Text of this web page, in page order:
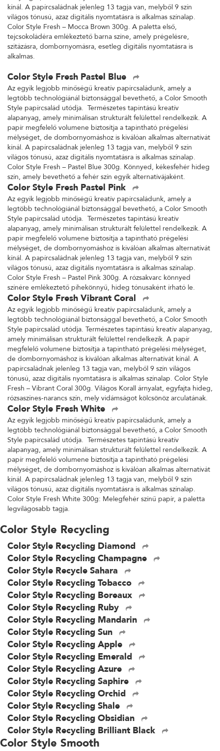
kínál. A papírcsaládnak jelenleg 13 tagja van, melyből 9 szín
világos tónusú, azaz digitális nyomtatásra is alkalmas színalap.
Color Style Fresh – Mocca Brown 300g. A paletta első,
tejcsokoládéra emlékeztető barna színe, amely prégelésre,
szitázásra, dombornyomásra, esetleg digitális nyomtatásra is
alkalmas.
Color Style Fresh Pastel Blue
Az egyik legjobb minőségű kreatív papírcsaládunk, amely a
legtöbb technológiánál biztonsággal bevethető, a Color Smooth
Style papírcsalád utódja. Természetes tapintású kreatív
alapanyag, amely minimálisan strukturált felülettel rendelkezik. A
papír megfelelő volumene biztosítja a tapintható prégelési
mélységet, de dombornyomáshoz is kiválóan alkalmas alternatívát
kínál. A papírcsaládnak jelenleg 13 tagja van, melyből 9 szín
világos tónusú, azaz digitális nyomtatásra is alkalmas színalap.
Color Style Fresh – Pastel Blue 300g. Könnyed, kékesfehér hideg
szín, amely bevethető a fehér szín egyik alternatívájaként.
Color Style Fresh Pastel Pink
Az egyik legjobb minőségű kreatív papírcsaládunk, amely a
legtöbb technológiánál biztonsággal bevethető, a Color Smooth
Style papírcsalád utódja. Természetes tapintású kreatív
alapanyag, amely minimálisan strukturált felülettel rendelkezik. A
papír megfelelő volumene biztosítja a tapintható prégelési
mélységet, de dombornyomáshoz is kiválóan alkalmas alternatívát
kínál. A papírcsaládnak jelenleg 13 tagja van, melyből 9 szín
világos tónusú, azaz digitális nyomtatásra is alkalmas színalap.
Color Style Fresh – Pastel Pink 300g. A rózsakvarc könnyed
színére emlékeztető pihekönnyű, hideg tónusaként írható le.
Color Style Fresh Vibrant Coral
Az egyik legjobb minőségű kreatív papírcsaládunk, amely a
legtöbb technológiánál biztonsággal bevethető, a Color Smooth
Style papírcsalád utódja. Természetes tapintású kreatív alapanyag,
amely minimálisan strukturált felülettel rendelkezik. A papír
megfelelő volumene biztosítja a tapintható prégelési mélységet,
de dombornyomáshoz is kiválóan alkalmas alternatívát kínál. A
papírcsaládnak jelenleg 13 tagja van, melyből 9 szín világos
tónusú, azaz digitális nyomtatásra is alkalmas színalap. Color Style
Fresh – Vibrant Coral 300g. Világos Korall árnyalat, egyfajta hideg,
rózsaszínes-narancs szín, mely vidámságot kölcsönöz arculatának.
Color Style Fresh White
Az egyik legjobb minőségű kreatív papírcsaládunk, amely a
legtöbb technológiánál biztonsággal bevethető, a Color Smooth
Style papírcsalád utódja. Természetes tapintású kreatív
alapanyag, amely minimálisan strukturált felülettel rendelkezik. A
papír megfelelő volumene biztosítja a tapintható prégelési
mélységet, de dombornyomáshoz is kiválóan alkalmas alternatívát
kínál. A papírcsaládnak jelenleg 13 tagja van, melyből 9 szín
világos tónusú, azaz digitális nyomtatásra is alkalmas színalap.
Color Style Fresh White 300g: Melegfehér színű papír, a paletta
legvilágosabb tagja.
Color Style Recycling
Color Style Recycling Diamond
Color Style Recycling Champagne
Color Style Recycle Sahara
Color Style Recycling Tobacco
Color Style Recycling Boreaux
Color Style Recycling Ruby
Color Style Recycling Mandarin
Color Style Recycling Sun
Color Style Recycling Apple
Color Style Recycling Emerald
Color Style Recycling Azure
Color Style Recycling Saphire
Color Style Recycling Orchid
Color Style Recycling Shale
Color Style Recycling Obsidian
Color Style Recycling Brilliant Black
Color Style Smooth